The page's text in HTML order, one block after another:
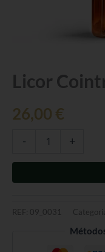
Licor
26,00 €
-
Quantidade
de
Cointreau
+
REF: 09_0031